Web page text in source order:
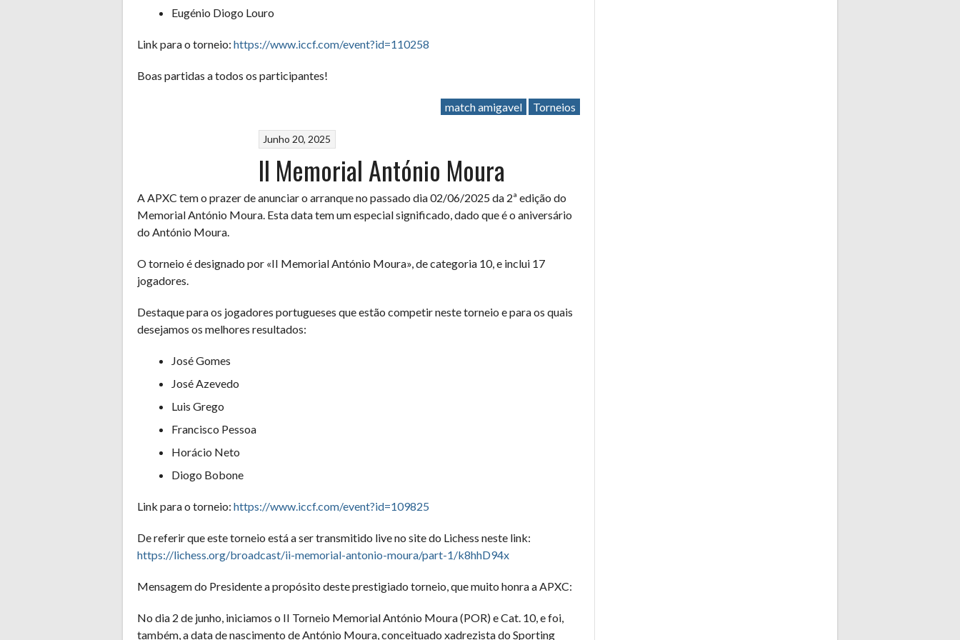
Eugénio Diogo Louro
Link para o torneio: https://www.iccf.com/event?id=110258
Boas partidas a todos os participantes!
match amigavel Torneios
Junho 20, 2025
II Memorial António Moura
A APXC tem o prazer de anunciar o arranque no passado dia 02/06/2025 da 2ª edição do
Memorial António Moura. Esta data tem um especial significado, dado que é o aniversário
do António Moura.
O torneio é designado por «II Memorial António Moura», de categoria 10, e inclui 17
jogadores.
Destaque para os jogadores portugueses que estão competir neste torneio e para os quais
desejamos os melhores resultados:
José Gomes
José Azevedo
Luis Grego
Francisco Pessoa
Horácio Neto
Diogo Bobone
Link para o torneio: https://www.iccf.com/event?id=109825
De referir que este torneio está a ser transmitido live no site do Lichess neste link:
https://lichess.org/broadcast/ii-memorial-antonio-moura/part-1/k8hhD94x
Mensagem do Presidente a propósito deste prestigiado torneio, que muito honra a APXC:
No dia 2 de junho, iniciamos o II Torneio Memorial António Moura (POR) e Cat. 10, e foi,
também, a data de nascimento de António Moura, conceituado xadrezista do Sporting